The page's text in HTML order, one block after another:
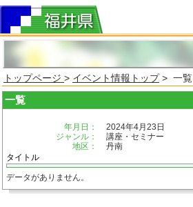
トップページ > イベント情報トップ> 一覧
一覧
年月日：
2024年4月23日
ジャンル：
講座・セミナー
地区：
丹南
タイトル
データがありません。